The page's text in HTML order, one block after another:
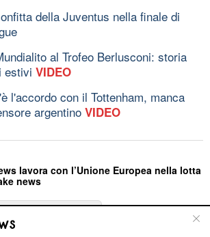
della Juventus nella finale di
al Trofeo Berlusconi: storia
estivi VIDEO
l'accordo con il Tottenham, manca
argentino VIDEO
lavora con l’Unione Europea nella lotta
news